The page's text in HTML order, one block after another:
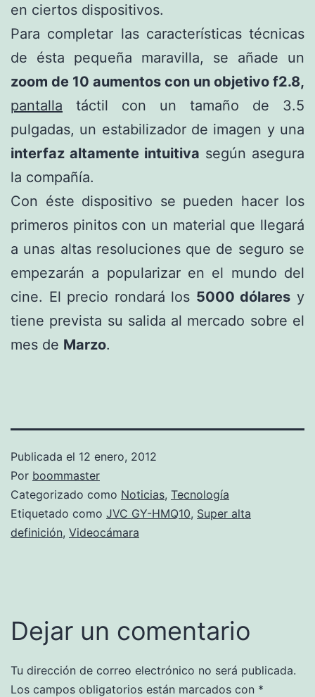
en ciertos dispositivos.
Para completar las características técnicas
de ésta pequeña maravilla, se añade un
zoom de 10 aumentos con un objetivo f2.8,
pantalla táctil con un tamaño de 3.5
pulgadas, un estabilizador de imagen y una
interfaz altamente intuitiva según asegura
la compañía.
Con éste dispositivo se pueden hacer los
primeros pinitos con un material que llegará
a unas altas resoluciones que de seguro se
empezarán a popularizar en el mundo del
cine. El precio rondará los 5000 dólares y
tiene prevista su salida al mercado sobre el
mes de Marzo.
Publicada el 12 enero, 2012
Por boommaster
Categorizado como Noticias, Tecnología
Etiquetado como JVC GY-HMQ10, Super alta
definición, Videocámara
Dejar un comentario
Tu dirección de correo electrónico no será publicada.
Los campos obligatorios están marcados con *